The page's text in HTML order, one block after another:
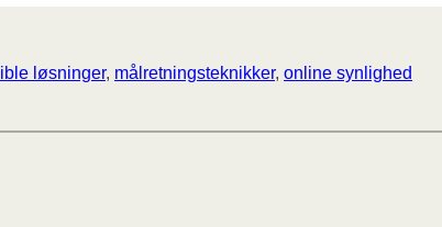
løsninger, målretningsteknikker, online synlighed